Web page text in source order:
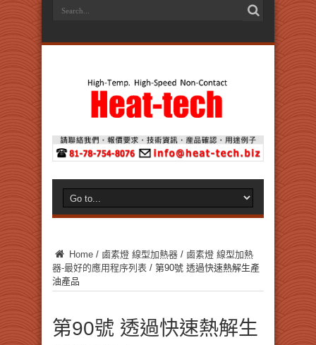
Home / 鹵素燈 線型加熱器 / 鹵素燈 線型加熱
器-最好的應用程序列表 / 第90號 透過快速熱解生產
油產品
第90號 透過快速熱解生